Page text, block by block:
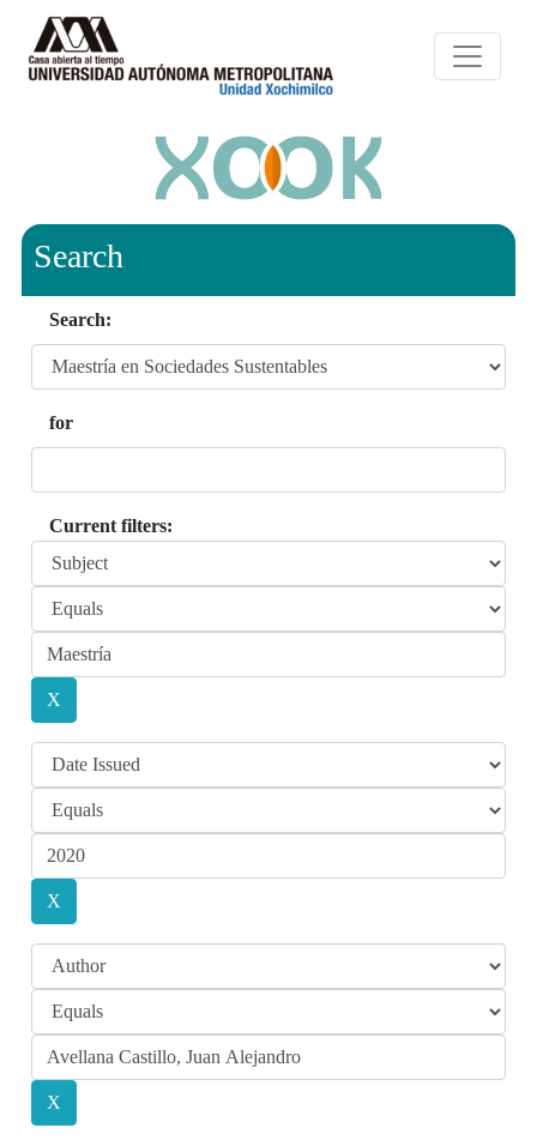
Search
Search:
for
Current filters: